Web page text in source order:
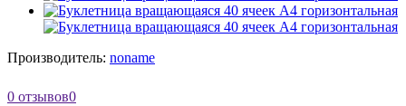
Производитель: noname
0 отзывов0